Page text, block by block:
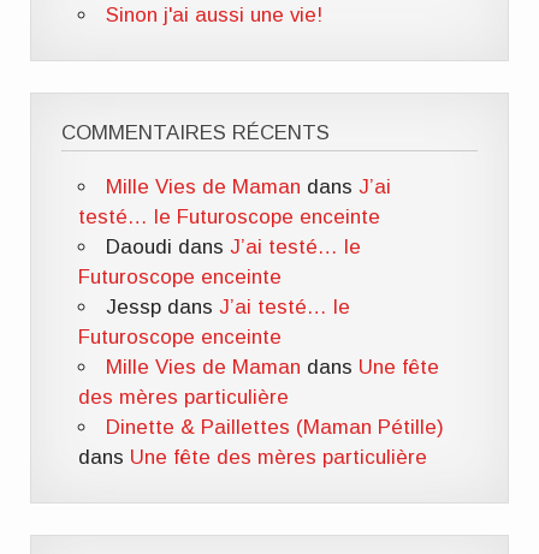
Sinon j'ai aussi une vie!
COMMENTAIRES RÉCENTS
Mille Vies de Maman dans J’ai
testé… le Futuroscope enceinte
Daoudi dans J’ai testé… le
Futuroscope enceinte
Jesspdans J’ai testé… le
Futuroscope enceinte
Mille Vies de Maman dans Une fête
des mères particulière
Dinette & Paillettes (Maman Pétille)
dans Une fête des mères particulière